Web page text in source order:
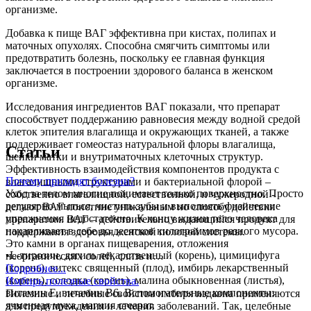
организме.
Добавка к пище ВАГ эффективна при кистах, полипах и
маточных опухолях. Способна смягчить симптомы или
предотвратить болезнь, поскольку ее главная функция
заключается в построении здорового баланса в женском
организме.
Исследования ингредиентов ВАГ показали, что препарат
способствует поддержанию равновесия между водной средой
клеток эпителия влагалища и окружающих тканей, а также
поддерживает гомеостаз натуральной флоры влагалища,
шейки матки и внутриматочных клеточных структур.
Эффективность взаимодействия компонентов продукта с
влагалищными структурами и бактериальной флорой –
собственно влагалищной, естественной, и чужеродной -
делают ВАГ поистине уникальным по способу действия
препаратом. ВАГ – действительно выдающийся продукт для
поддержания здоровья женской половой системы.
•L-тирозин, дягиль лекарственный (корень), цимицифуга
(корень), витекс священный (плод), имбирь лекарственный
(корень), солодка (корень), малина обыкновенная (листья),
витамин Е, витамин В6. Вспомогательные компоненты:
ячменная мука, магния стеарат.
Статьи
Почему приходят болезни?
Уход за телом многие понимают только поверхностно. Просто
регулярно мыться, чистить зубы и выполнять физические
упражнения недостаточно. К концу жизни тело человека
накапливает в себе до десятков килограммов разного мусора.
Это камни в органах пищеварения, отложения
неорганических солей, слизь и…
Подробнее...
Имбирь полезные свойства.
Полезные и лечебные свойства имбиря издавна применяются
для предупреждения и лечения заболеваний. Так, целебные